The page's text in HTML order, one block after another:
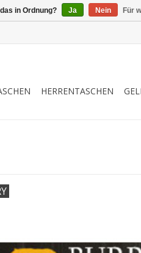
HERRENTASCHEN
in Ordnung? Ja Nein Für